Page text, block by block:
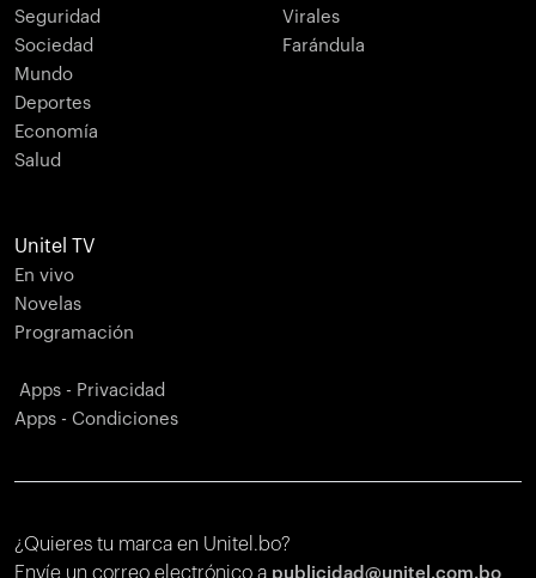
Seguridad
Sociedad
Mundo
Deportes
Economía
Salud
Virales
Farándula
Unitel TV
En vivo
Novelas
Programación
Apps - Privacidad
Apps - Condiciones
¿Quieres tu marca en Unitel.bo?
Envíe un correo electrónico a publicidad@unitel.com.bo